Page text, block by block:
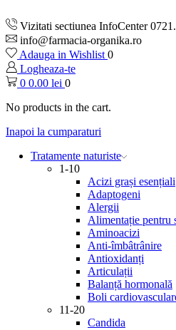
Vizitati sectiunea InfoCenter
info@farmacia-organika.ro
Adauga in Wishlist 0
Logheaza-te
0 0.00 lei 0
No products in the cart.
Inapoi la cumparaturi
Tratamente naturiste
1-10
Acizi grași esențiali
Adaptogeni
Alergii
Alimentație pentru
Aminoacizi
Anti-îmbâtrânire
Antioxidanți
Articulații
Balanță hormonală
Boli
11-20
Candida